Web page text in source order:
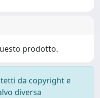
prodotto.
da copyright e
diversa